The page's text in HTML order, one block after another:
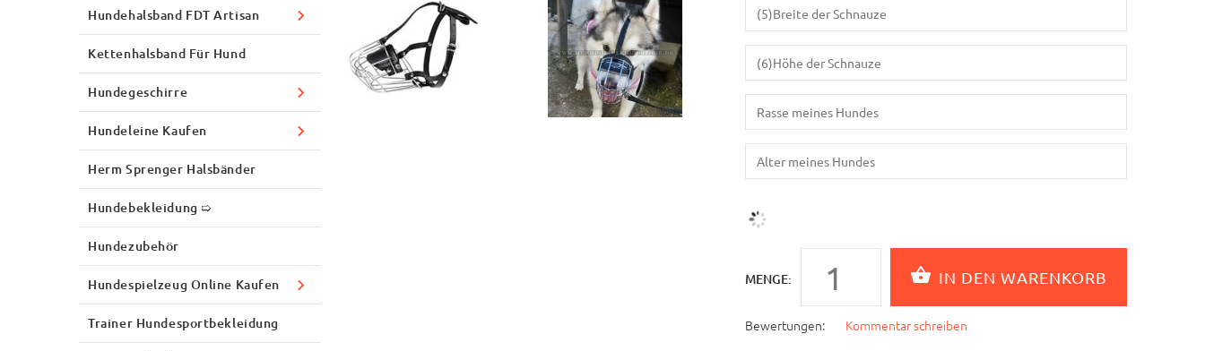
MENGE:
Bewertungen: Kommentar schreiben
Hundehalsband FDT Artisan
Kettenhalsband Für Hund
Hundegeschirre
Hundeleine Kaufen
Herm Sprenger Halsbänder
Hundebekleidung ➯
Hundezubehör
Hundespielzeug Online Kaufen
Trainer Hundesportbekleidung